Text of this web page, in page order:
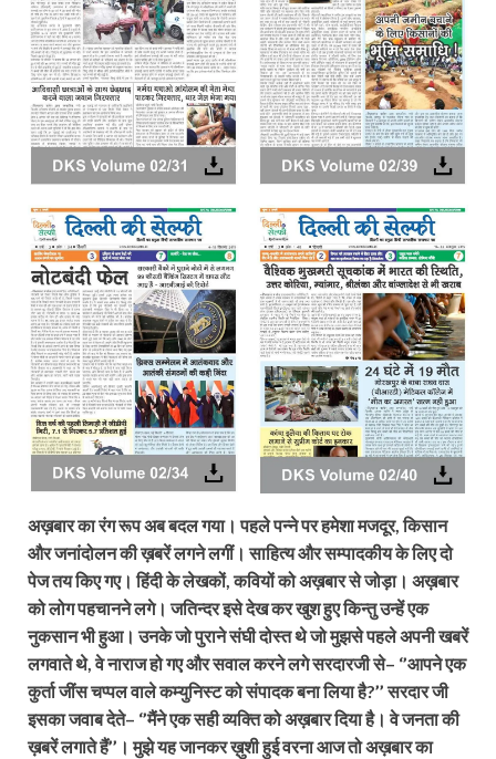
अख़बार का रंग रूप अब बदल गया। पहले पन्ने पर हमेशा मजदूर, किसान
और जनांदोलन की ख़बरें लगने लगीं। साहित्य और सम्पादकीय के लिए दो
पेज तय किए गए। हिंदी के लेखकों, कवियों को अख़बार से जोड़ा। अख़बार
को लोग पहचानने लगे। जतिन्दर इसे देख कर खुश हुए किन्तु उन्हें एक
नुकसान भी हुआ। उनके जो पुराने संघी दोस्त थे जो मुझसे पहले अपनी खबरें
लगवाते थे, वे नाराज हो गए और सवाल करने लगे सरदारजी से– ‘’आपने एक
कुर्ता जींस चप्पल वाले कम्युनिस्ट को संपादक बना लिया है?’’ सरदार जी
इसका जवाब देते– ‘’मैंने एक सही व्यक्ति को अख़बार दिया है। वे जनता की
ख़बरें लगाते हैं’’। मुझे यह जानकर ख़ुशी हुई वरना आज तो अख़बार का